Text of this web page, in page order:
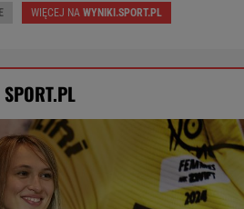
WIĘCEJ NAWYNIKI.SPORT.PL
SPORT.PL